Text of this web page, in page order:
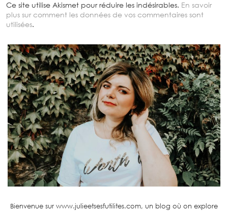
Ce site utilise Akismet pour réduire les indésirables. En savoir
plus sur comment les données de vos commentaires sont
utilisées.
Bienvenue sur www.julieetsesfutilites.com, un blog où on explore